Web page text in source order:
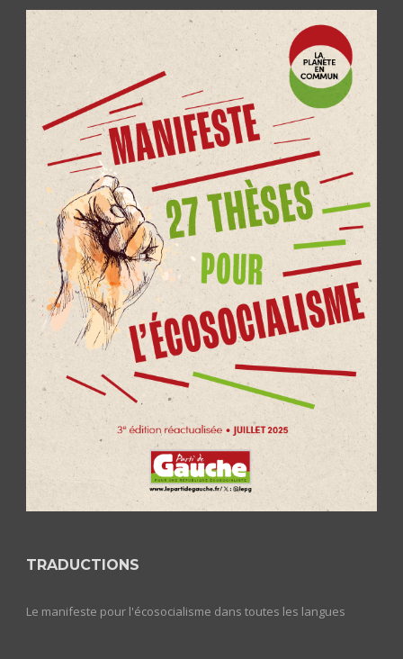
TRADUCTIONS
Le manifeste pour l'écosocialisme dans toutes les langues